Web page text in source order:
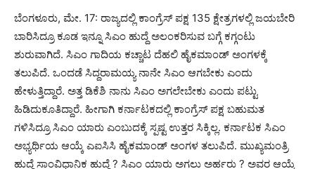
ಬೆಂಗಳೂರು, ಮೇ. 17: ರಾಜ್ಯದಲ್ಲಿ ಕಾಂಗ್ರೆಸ್ ಪಕ್ಷ 135 ಕ್ಷೇತ್ರಗಳಲ್ಲಿ ಜಯಬೇರಿ
ಬಾರಿಸಿದ್ರೂ ಕೂಡ ಇನ್ನೂ ಸಿಎಂ ಹುದ್ದೆ ಅಲಂಕರಿಸುವ ಬಗ್ಗೆ ಕಗ್ಗಂಟು
ಶುರುವಾಗಿದೆ. ಸಿಎಂ ಗಾದಿಯ ಕಚ್ಚಾಟ ದೆಹಲಿ ಹೈಕಮಾಂಡ್ ಅಂಗಳಕ್ಕೆ
ತಲುಪಿದೆ. ಒಂದಡೆ ಸಿದ್ದರಾಮಯ್ಯ ನಾನೇ ಸಿಎಂ ಆಗಬೇಕು ಎಂದು
ಹೇಳುತ್ತಿದ್ದಾರೆ. ಅತ್ತ ಡಿಕೆಶಿ ನಾನು ಸಿಎಂ ಅಗಲೇಬೇಕು ಎಂದು ಪಟ್ಟು
ಹಿಡಿದುಕೂತಿದ್ದಾರೆ. ಹೀಗಾಗಿ ಕರ್ನಾಟಕದಲ್ಲಿ ಕಾಂಗ್ರೆಸ್ ಪಕ್ಷ ಬಹುಮತ
ಗಳಿಸಿದ್ರೂ ಸಿಎಂ ಯಾರು ಎಂಬುದಕ್ಕೆ ಸ್ಪಷ್ಟ ಉತ್ತರ ಸಿಕ್ಕಿಲ್ಲ. ಕರ್ನಾಟಕ ಸಿಎಂ
ಅಭ್ಯರ್ಥಿಯ ಆಯ್ಕೆ ಎಐಸಿಸಿ ಹೈಕಮಾಂಡ್ ಅಂಗಳ ತಲುಪಿದೆ. ಮುಖ್ಯಮಂತ್ರಿ
ಹುದ್ದೆ ಸಾಂವಿಧಾನಿಕ ಹುದ್ದೆ ? ಸಿಎಂ ಯಾರು ಅಗಲು ಅರ್ಹರು ? ಅವರ ಆಯ್ಕೆ